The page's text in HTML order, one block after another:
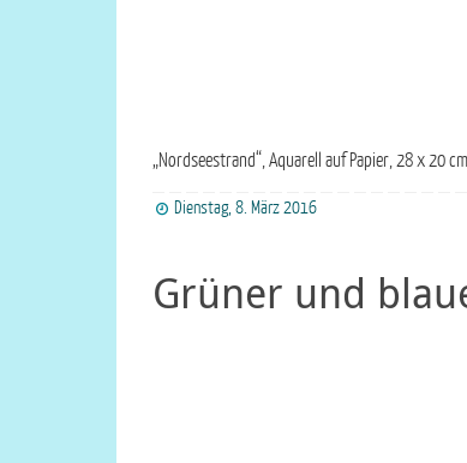
„Nordseestrand“, Aquarell auf Papier, 28 x 20
Dienstag, 8. März 2016
Grüner und